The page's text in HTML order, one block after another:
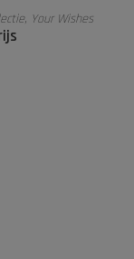
, Your Wishes